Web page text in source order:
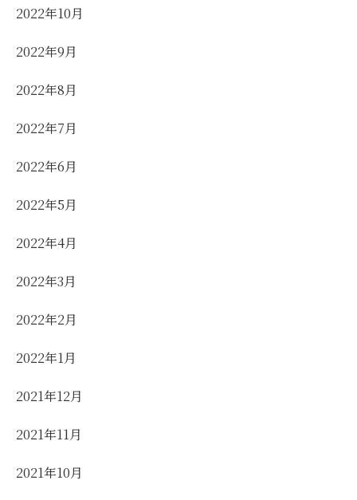
2022年10月
2022年9月
2022年8月
2022年7月
2022年6月
2022年5月
2022年4月
2022年3月
2022年2月
2022年1月
2021年12月
2021年11月
2021年10月